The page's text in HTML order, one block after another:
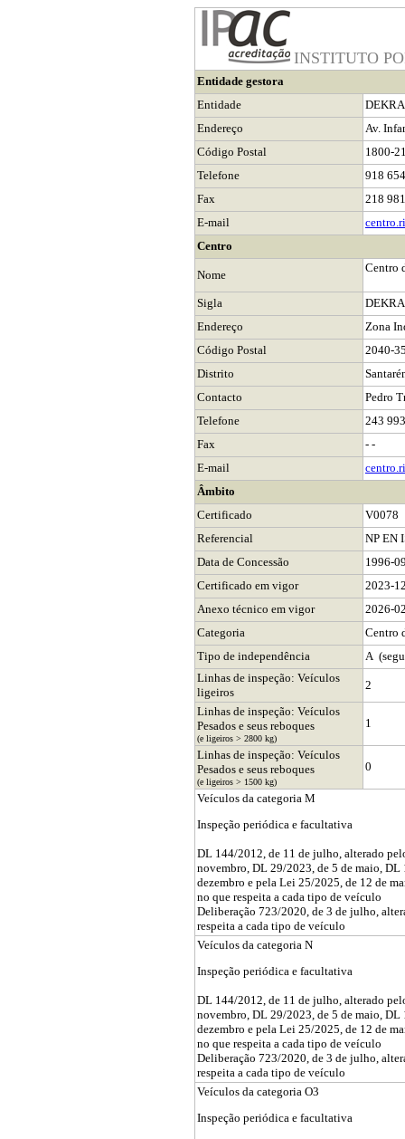
INSTITUTO
Entidade gestora
Entidade
Endereço
Av.
Código Postal
1800-
Telefone
918
Fax
218
E-mail
Centro
Nome
Centro
Sigla
Endereço
Zona
Código Postal
2040-
Distrito
Contacto
Pedro
Telefone
243
Fax
- -
E-mail
Âmbito
Certificado
V0078
Referencial
NP EN
Data de Concessão
1996-
Certificado em vigor
2023-
Anexo técnico em vigor
2026-
Categoria
Centro
Tipo de independência
A
Linhas de inspeção: Veículos
ligeiros
2
Linhas de inspeção: Veículos
Pesados e seus reboques
(e ligeiros > 2800 kg)
1
Linhas de inspeção: Veículos
Pesados e seus reboques
(e ligeiros > 1500 kg)
0
Veículos da categoria M
Inspeção periódica e facultativa
DL 144/2012, de 11 de julho, alterado
novembro, DL 29/2023, de 5 de maio,
dezembro e pela Lei 25/2025, de 12 de
no que respeita a cada tipo de veículo
Deliberação 723/2020, de 3 de julho,
respeita a cada tipo de veículo
Veículos da categoria N
Inspeção periódica e facultativa
DL 144/2012, de 11 de julho, alterado
novembro, DL 29/2023, de 5 de maio,
dezembro e pela Lei 25/2025, de 12 de
no que respeita a cada tipo de veículo
Deliberação 723/2020, de 3 de julho,
respeita a cada tipo de veículo
Veículos da categoria O3
Inspeção periódica e facultativa